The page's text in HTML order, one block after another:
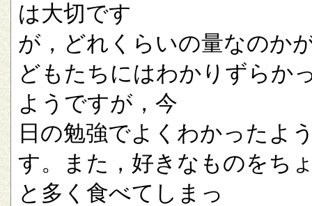
は大切です
が，どれくらいの量なのか
どもたちにはわかりずらか
ようですが，今
日の勉強でよくわかったよ
す。また，好きなものをち
と多く食べてしまっ